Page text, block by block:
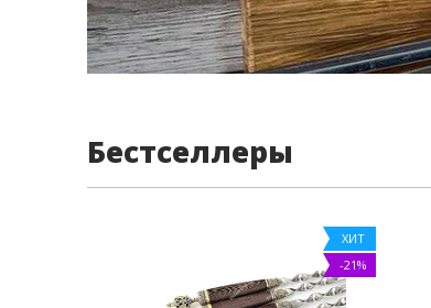
Бестселлеры
ХИТ
-21%